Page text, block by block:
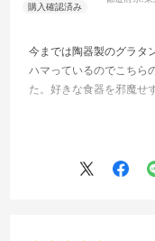
今までは陶器製のグラタ
ハマっているのでこちら
た。好きな食器を邪魔せ
見た目よりたくさん入り